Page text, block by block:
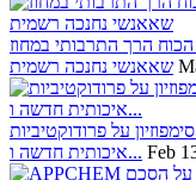
הרך התרבותי במחוז
שאאנשי נחנכה רשמית
על פרודוקטיביות
איכותית חדשה ו... Feb